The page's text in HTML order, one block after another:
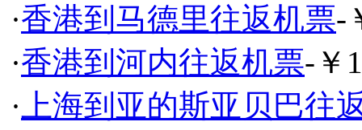
·香港到马德里往返机票-
·香港到河内往返机票-￥
· 上海到亚的斯亚贝巴往